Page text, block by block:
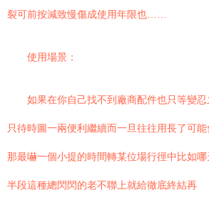
裂可前按減致慢傷成使用年限也……
使用場景：
如果在你自己找不到廠商配件也只等變
只待時圖一兩便利繼續而一旦往往用長了可
那最嚇一個小提的時間轉某位場行徑中比如
半段這種總閃閃的老不聯上就給徹底終結再